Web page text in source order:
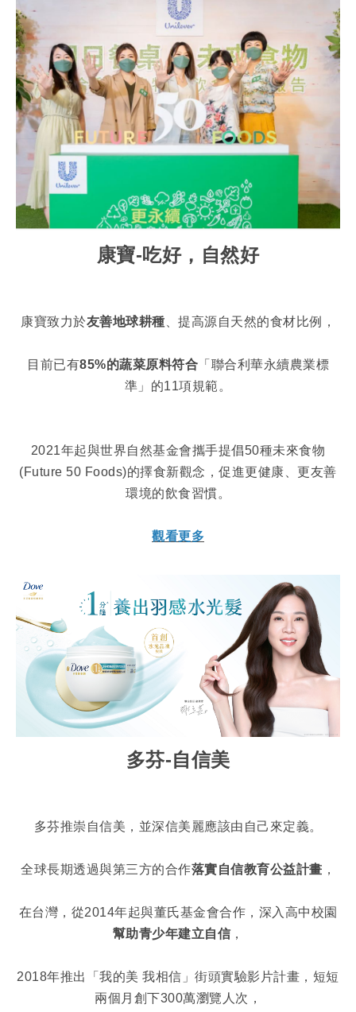
康寶-吃好，自然好
康寶致力於友善地球耕種 、提高源自天然的食材比例，
目前已有85%的蔬菜原料符合 「聯合利華永續農業標
準」的11項規範。
2021年起與世界自然基金會攜手提倡50種未來食物
(Future 50 Foods)的擇食新觀念，促進更健康、更友善
環境的飲食習慣。
觀看更多
多芬-自信美
多芬推崇自信美，並深信美麗應該由自己來定義。
全球長期透過與第三方的合作落實自信教育公益計畫 ，
在台灣，從2014年起與董氏基金會合作，深入高中校園
幫助青少年建立自信 ，
2018年推出「我的美 我相信」街頭實驗影片計畫，短短
兩個月創下300萬瀏覽人次，